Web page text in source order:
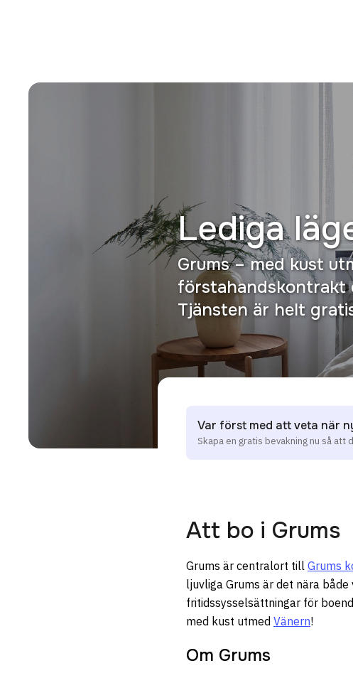
Lediga
Grums – med kust
förstahandskontrakt
Tjänsten är helt
Var först med att veta när
Skapa en gratis bevakning nu så
Att bo i Grums
Grums är centralort till Grums
ljuvliga Grums är det nära
fritidssysselsättningar för
med kust utmed Vänern!
Om Grums